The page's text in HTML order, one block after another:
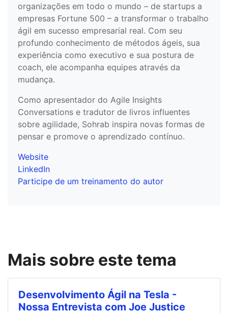
organizações em todo o mundo – de startups a
empresas Fortune 500 – a transformar o trabalho
ágil em sucesso empresarial real. Com seu
profundo conhecimento de métodos ágeis, sua
experiência como executivo e sua postura de
coach, ele acompanha equipes através da
mudança.
Como apresentador do Agile Insights
Conversations e tradutor de livros influentes
sobre agilidade, Sohrab inspira novas formas de
pensar e promove o aprendizado contínuo.
Website
LinkedIn
Participe de um treinamento do autor
Mais sobre este tema
Desenvolvimento Ágil na Tesla -
Nossa Entrevista com Joe Justice